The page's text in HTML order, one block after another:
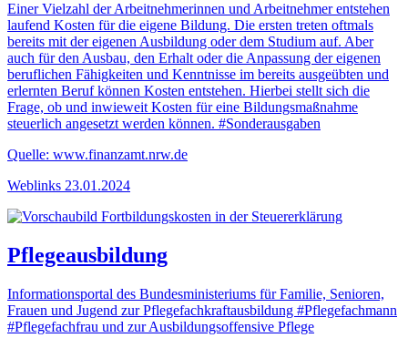
Einer Vielzahl der Arbeitnehmerinnen und Arbeitnehmer entstehen
laufend Kosten für die eigene Bildung. Die ersten treten oftmals
bereits mit der eigenen Ausbildung oder dem Studium auf. Aber
auch für den Ausbau, den Erhalt oder die Anpassung der eigenen
beruflichen Fähigkeiten und Kenntnisse im bereits ausgeübten und
erlernten Beruf können Kosten entstehen. Hierbei stellt sich die
Frage, ob und inwieweit Kosten für eine Bildungsmaßnahme
steuerlich angesetzt werden können. #Sonderausgaben
Quelle: www.finanzamt.nrw.de
Weblinks 23.01.2024
Pflegeausbildung
Informationsportal des Bundesministeriums für Familie, Senioren,
Frauen und Jugend zur Pflegefachkraftausbildung #Pflegefachmann
#Pflegefachfrau und zur Ausbildungsoffensive Pflege